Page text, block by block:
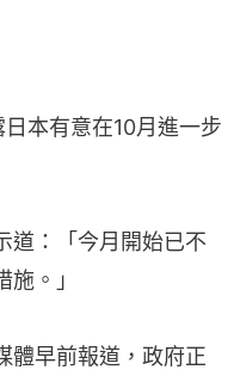
本有意在10月進一步
道：「今月開始已不
。」
體早前報道，政府正